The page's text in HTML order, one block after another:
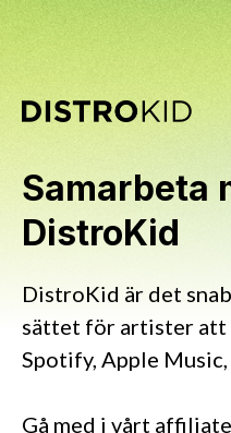
Samarbeta
DistroKid
DistroKid är det
sättet för artister att
Spotify, Apple
Gå med i vårt